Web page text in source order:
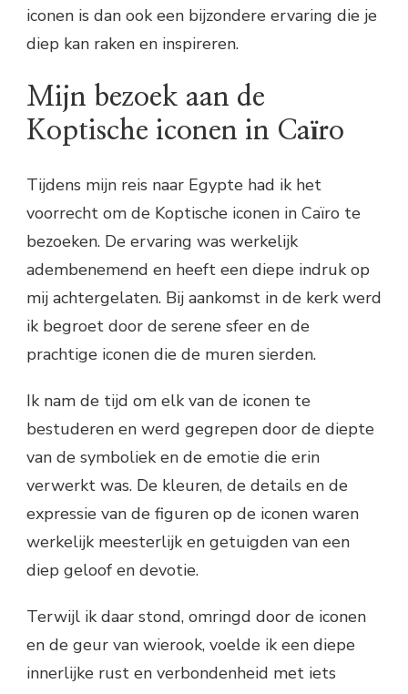
iconen is dan ook een bijzondere ervaring die je
diep kan raken en inspireren.
Mijn bezoek aan de
Koptische iconen in Caïro
Tijdens mijn reis naar Egypte had ik het
voorrecht om de Koptische iconen in Caïro te
bezoeken. De ervaring was werkelijk
adembenemend en heeft een diepe indruk op
mij achtergelaten. Bij aankomst in de kerk werd
ik begroet door de serene sfeer en de
prachtige iconen die de muren sierden.
Ik nam de tijd om elk van de iconen te
bestuderen en werd gegrepen door de diepte
van de symboliek en de emotie die erin
verwerkt was. De kleuren, de details en de
expressie van de figuren op de iconen waren
werkelijk meesterlijk en getuigden van een
diep geloof en devotie.
Terwijl ik daar stond, omringd door de iconen
en de geur van wierook, voelde ik een diepe
innerlijke rust en verbondenheid met iets